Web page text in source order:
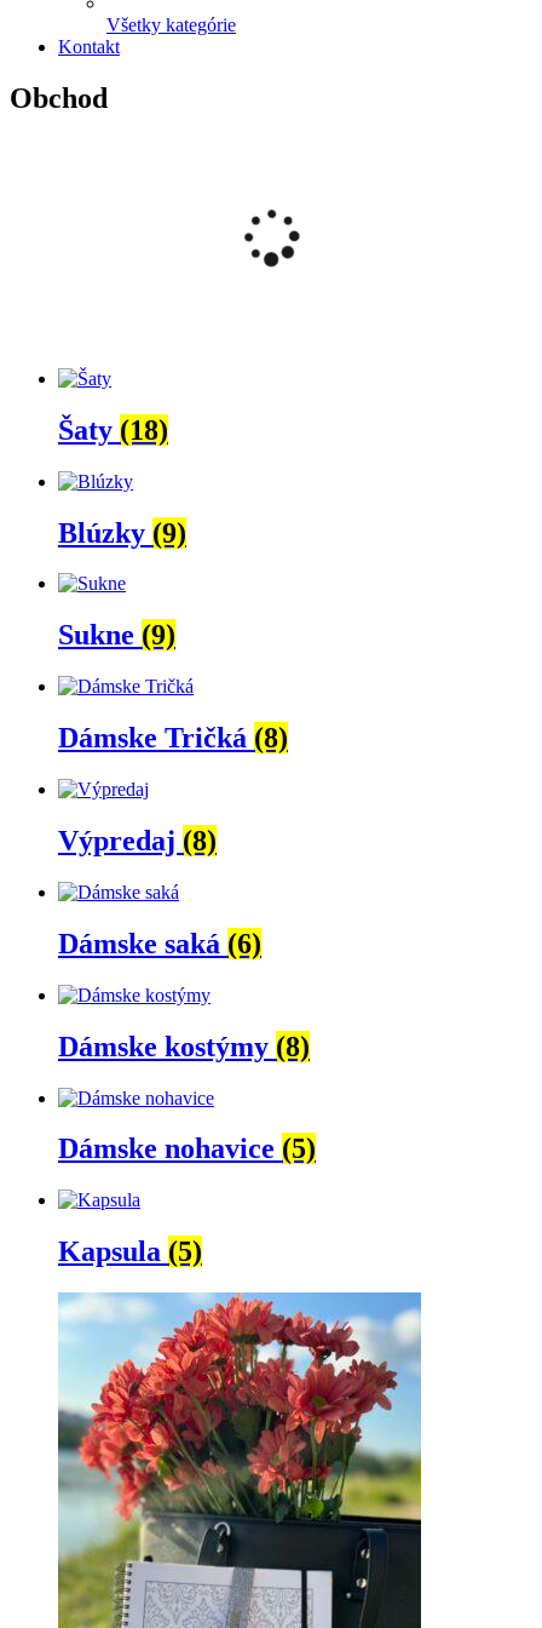
Všetky kategórie
Kontakt
Obchod
Šaty (18)
Blúzky (9)
Sukne (9)
Dámske Tričká (8)
Výpredaj (8)
Dámske saká (6)
Dámske kostýmy (8)
Dámske nohavice (5)
Kapsula (5)